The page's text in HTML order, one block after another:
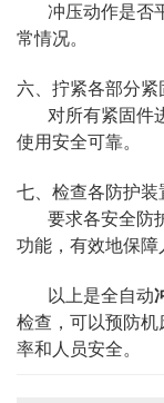
冲压动作是否
常情况。
六、拧紧各部分紧
对所有紧固件
使用安全可靠。
七、检查各防护装
要求各安全防
功能，有效地保障
以上是全自动
检查，可以预防
率和人员安全。